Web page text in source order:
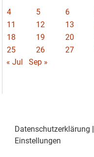
4
5 6
11
12 13
18
19 20
25
26 27
« Jul
Sep »
Datenschutzerklärung |
Einstellungen